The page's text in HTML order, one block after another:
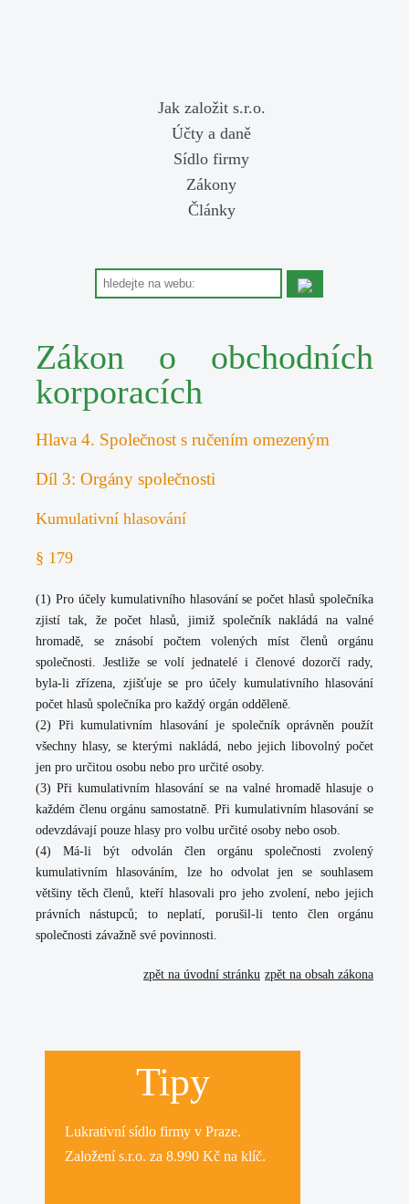
Jak založit s.r.o.
Účty a daně
Sídlo firmy
Zákony
Články
Zákon o obchodních
korporacích
Hlava 4. Společnost s ručením omezeným
Díl 3: Orgány společnosti
Kumulativní hlasování
§ 179
(1) Pro účely kumulativního hlasování se počet hlasů společníka
zjistí tak, že počet hlasů, jimiž společník nakládá na valné
hromadě, se znásobí počtem volených míst členů orgánu
společnosti. Jestliže se volí jednatelé i členové dozorčí rady,
byla-li zřízena, zjišťuje se pro účely kumulativního hlasování
počet hlasů společníka pro každý orgán odděleně.
(2) Při kumulativním hlasování je společník oprávněn použít
všechny hlasy, se kterými nakládá, nebo jejich libovolný počet
jen pro určitou osobu nebo pro určité osoby.
(3) Při kumulativním hlasování se na valné hromadě hlasuje o
každém členu orgánu samostatně. Při kumulativním hlasování se
odevzdávají pouze hlasy pro volbu určité osoby nebo osob.
(4) Má-li být odvolán člen orgánu společnosti zvolený
kumulativním hlasováním, lze ho odvolat jen se souhlasem
většiny těch členů, kteří hlasovali pro jeho zvolení, nebo jejich
právních nástupců; to neplatí, porušil-li tento člen orgánu
společnosti závažně své povinnosti.
zpět na obsah zákona
zpět na úvodní stránku
Tipy
Lukrativnísídlo firmy v Praze.
Založení s.r.o. za 8.990 Kč na klíč.